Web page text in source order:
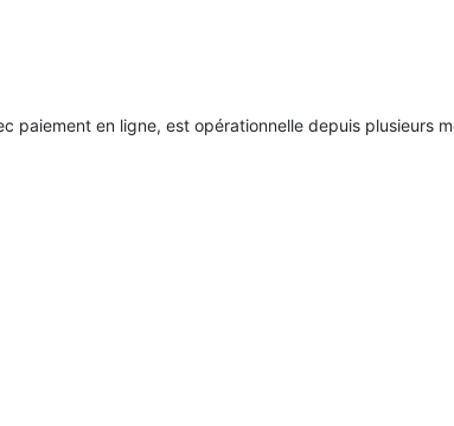
en ligne, est opérationnelle depuis plusieurs